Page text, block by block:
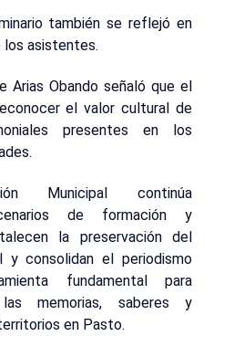
también se reflejó en
los asistentes.
Arias Obando señaló que el
el valor cultural de
presentes en los
Municipal continúa
de formación y
la preservación del
y consolidan el periodismo
fundamental para
memorias, saberes y
en Pasto.